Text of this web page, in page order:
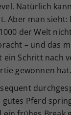
Natürlich
Aber man sieht:
der Welt
– und das
Schritt nach
gewonnen
Pferd